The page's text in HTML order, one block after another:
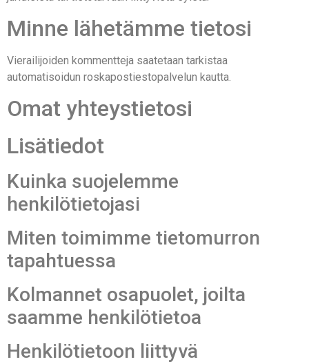
Minne lähetämme tietosi
Vierailijoiden kommentteja saatetaan tarkistaa
automatisoidun roskapostiestopalvelun kautta.
Omat yhteystietosi
Lisätiedot
Kuinka suojelemme
henkilötietojasi
Miten toimimme tietomurron
tapahtuessa
Kolmannet osapuolet, joilta
saamme henkilötietoa
Henkilötietoon liittyvä